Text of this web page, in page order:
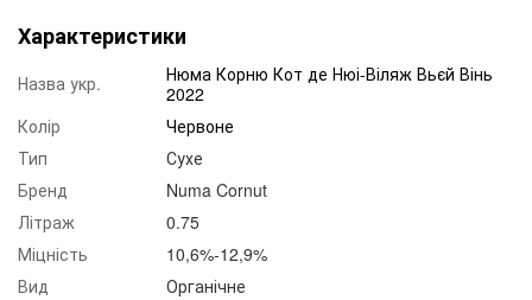
Характеристики
Назва укр.
Нюма Корню Кот де Нюі-Віляж Вьєй Вінь
2022
Колір
Червоне
Тип
Сухе
Бренд
Numa Cornut
Літраж
0.75
Міцність
10,6%-12,9%
Вид
Органічне